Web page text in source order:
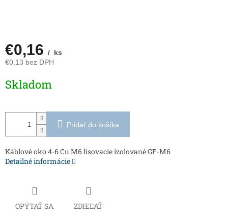
€0,16 / ks
€0,13 bez DPH
cena:
Skladom
Pridať do košíka
Káblové oko 4-6 Cu M6 lisovacie izolované GF-M6
Detailné informácie
OPÝTAŤ SA ZDIEĽAŤ